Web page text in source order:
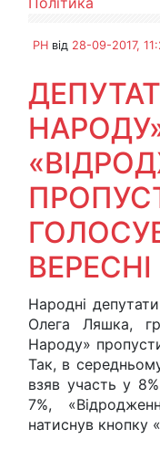
PH від 28-09-2017,
НАРОДУ»
ВЕРЕСНІ
Народні депутати
Олега Ляшка,
Народу»
Так, в
взяв участь у
7%,
натиснув кнопку